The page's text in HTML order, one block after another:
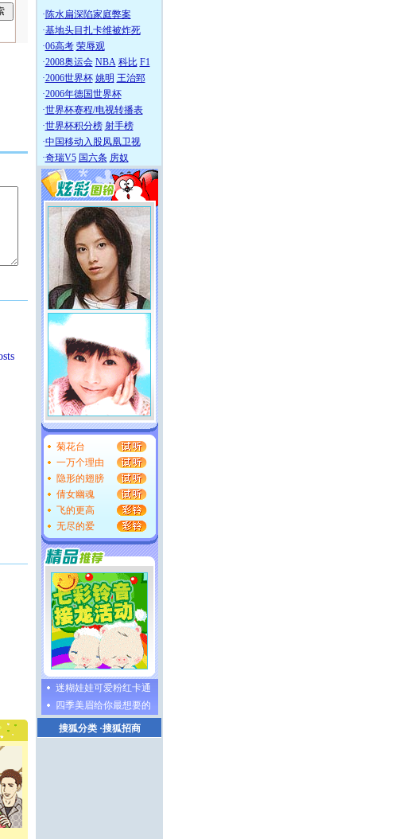
才
福,
我会
，吻
·陈水扁深陷家庭弊案
·基地头目扎卡维被炸死
·06高考 荣辱观
·2008奥运会 NBA 科比 F1
·2006世界杯 姚明 王治郅
·2006年德国世界杯
·世界杯赛程/电视转播表
·世界杯积分榜 射手榜
·中国移动入股凤凰卫视
·奇瑞V5 国六条 房奴
菊花台
一万个理由
隐形的翅膀
倩女幽魂
飞的更高
无尽的爱
迷糊娃娃可爱粉红卡通
四季美眉给你最想要的
搜狐分类·搜狐招商